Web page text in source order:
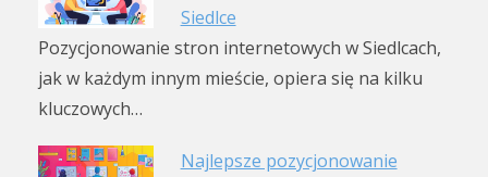
Siedlce
Pozycjonowanie stron internetowych w Siedlcach,
jak w każdym innym mieście, opiera się na kilku
kluczowych…
Najlepsze pozycjonowanie